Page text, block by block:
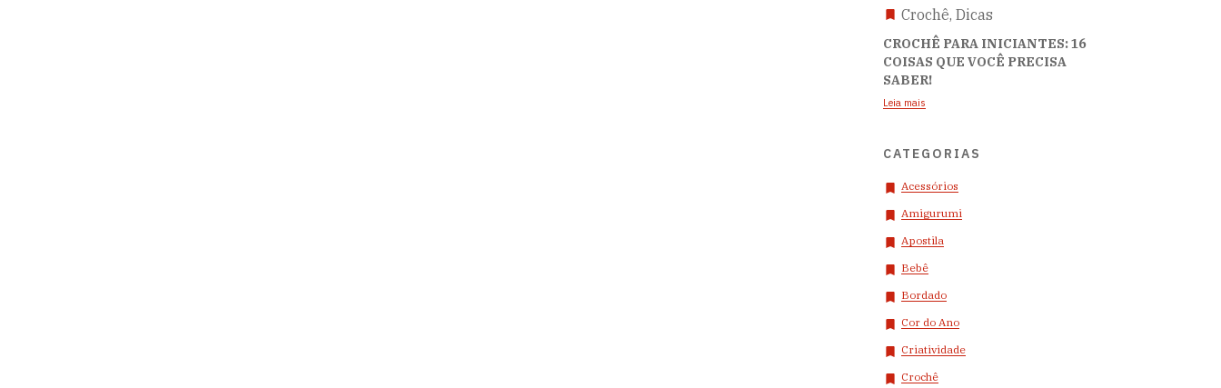
Crochê, Dicas
CROCHÊ PARA INICIANTES: 16
COISAS QUE VOCÊ PRECISA
SABER!
Leia mais
CATEGORIAS
Acessórios
Amigurumi
Apostila
Bebê
Bordado
Cor do Ano
Criatividade
Crochê